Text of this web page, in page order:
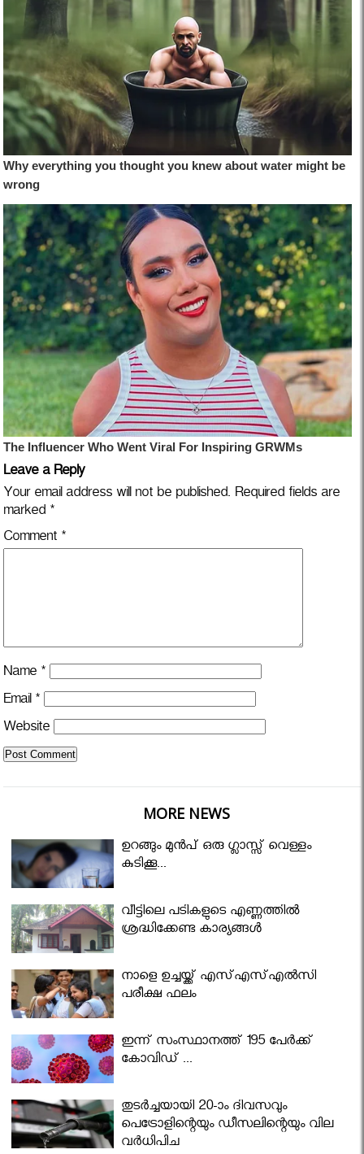
Leave a Reply
Your email address will not be published. Required fields are
marked *
Comment *
Name *
Email *
Website
MORE NEWS
ഉറങ്ങും മുന്‍പ് ഒരു ഗ്ലാസ്സ് വെള്ളം
കുടിക്കൂ...
വീട്ടിലെ പടികളുടെ എണ്ണത്തിൽ
ശ്രദ്ധിക്കേണ്ട കാര്യങ്ങൾ
നാളെ ഉച്ചയ്ക്ക് എസ്എസ്എല്‍സി
പരീക്ഷ ഫലം
ഇന്ന് സംസ്ഥാനത്ത് 195 പേര്‍ക്ക്
കോവിഡ് ...
തുടർച്ചയായി 20-ാം ദിവസവും
പെട്രോളിന്റെയും ഡീസലിന്റെയും വില
വര്‍ധിപ്പിച്ചു